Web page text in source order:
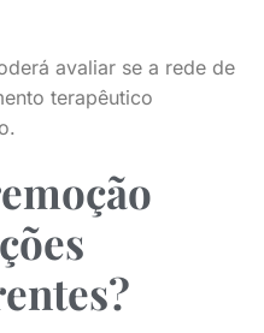
avaliar se a rede de
terapêutico